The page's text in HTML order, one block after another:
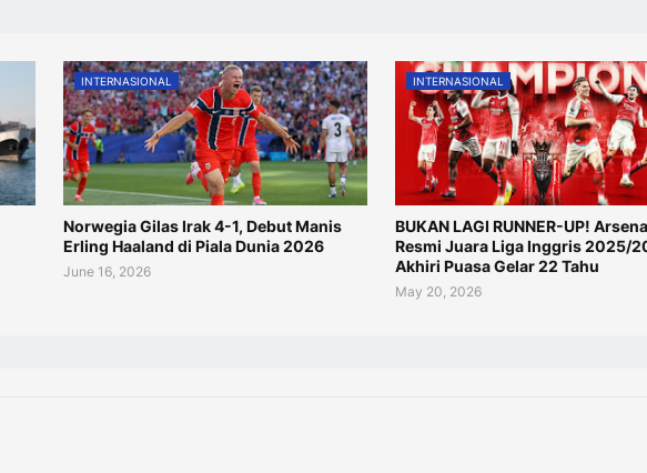
INTERNASIONAL
Norwegia Gilas Irak 4-1, Debut Manis
Erling Haaland di Piala Dunia 2026
June 16, 2026
INTERNASIONAL
BUKAN LAGI RUNNER-UP!
Resmi Juara Liga Inggris 2025/
Akhiri Puasa Gelar 22 Tahu
May 20, 2026